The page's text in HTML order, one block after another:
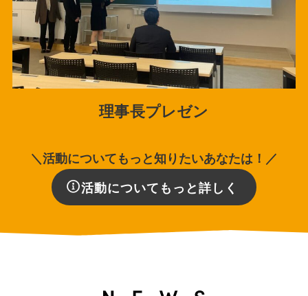
理事長プレゼン
＼活動についてもっと知りたいあなたは！／
活動についてもっと詳しく